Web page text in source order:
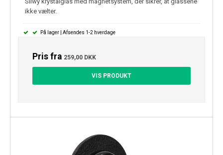
ikke vælter.
På lager | Afsendes 1-2 hverdage
Pris fra 259,00 DKK
VIS PRODUKT